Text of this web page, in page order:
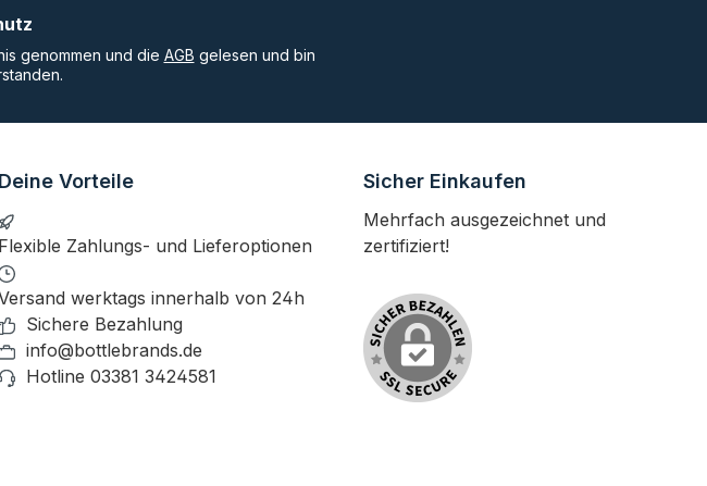
genommen und die AGB gelesen und bin
Deine Vorteile
Flexible Zahlungs- und Lieferoptionen
werktags innerhalb von 24h
Sichere Bezahlung
info@bottlebrands.de
Hotline 03381 3424581
Sicher Einkaufen
Mehrfach ausgezeichnet und
zertifiziert!